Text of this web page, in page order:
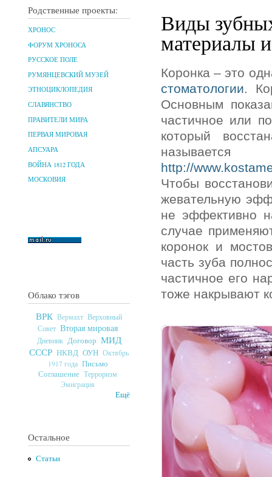
Родственные проекты:
ХРОНОС
ФОРУМ ХРОНОСА
РУССКОЕ ПОЛЕ
РУМЯНЦЕВСКИЙ МУЗЕЙ
ЭТНОЦИКЛОПЕДИЯ
СЛАВЯНСТВО
ПРАВИТЕЛИ МИРА
ПЕРВАЯ МИРОВАЯ
АПСУАРА
ВОЙНА 1812 ГОДА
МОСКОВИЯ
Облако тэгов
ВРК Вермахт Верховный
Совет Вторая мировая
Дневник Договор МИД
СССР НКВД ОУН Октябрь
1917 года Письмо
Соглашение Терроризм
Эмиграция
Ещё
Остальное
Статьи
Виды
материалы
Коронка – это
стоматологии.
Основным
частичное или
который
http://
Чтобы
жевательную
не эффективно
случае
коронок и
часть зуба
частичное его
тоже накрывают